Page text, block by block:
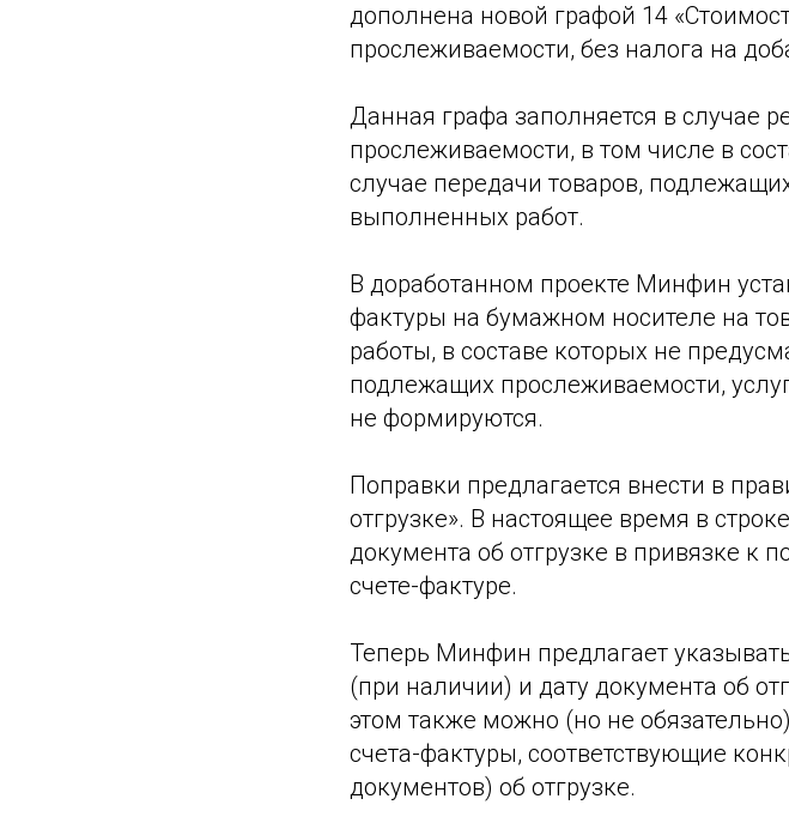
дополнена новой графой 14
прослеживаемости, без налога на
Данная графа заполняется в случае
прослеживаемости, в том числе в
случае передачи товаров,
выполненных работ.
В доработанном проекте Минфин
фактуры на бумажном носителе на
работы, в составе которых не
подлежащих прослеживаемости,
не формируются.
Поправки предлагается внести в
отгрузке». В настоящее время в
документа об отгрузке в привязке к
счете-фактуре.
Теперь Минфин предлагает
(при наличии) и дату документа об
этом также можно (но не
счета-фактуры, соответствующие
документов) об отгрузке.